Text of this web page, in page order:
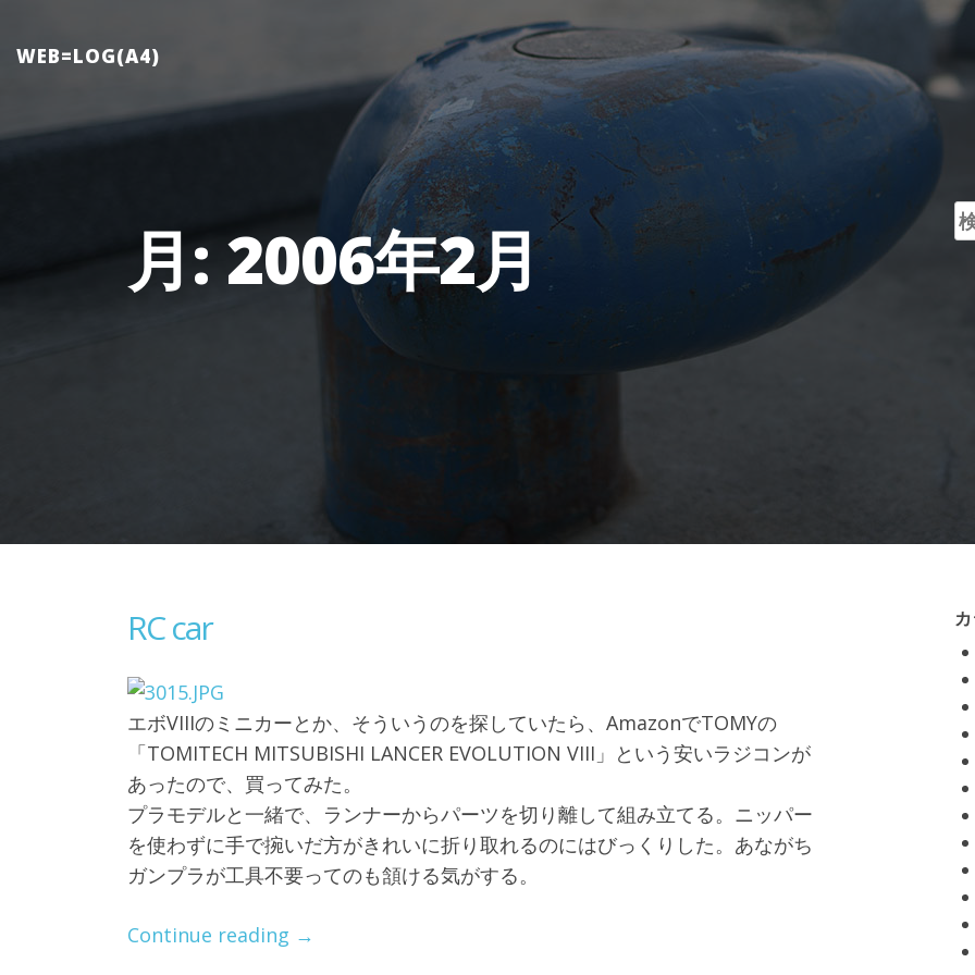
toWEB=LOG(A4)
月:2006年2月
検
RC car
エボVIIIのミニカーとか、そういうのを探していたら、AmazonでTOMYの
「TOMITECH MITSUBISHI LANCER EVOLUTION VIII」という安いラジコンが
あったので、買ってみた。
プラモデルと一緒で、ランナーからパーツを切り離して組み立てる。ニッパー
を使わずに手で捥いだ方がきれいに折り取れるのにはびっくりした。あながち
ガンプラが工具不要ってのも頷ける気がする。
Continue reading “RC
→